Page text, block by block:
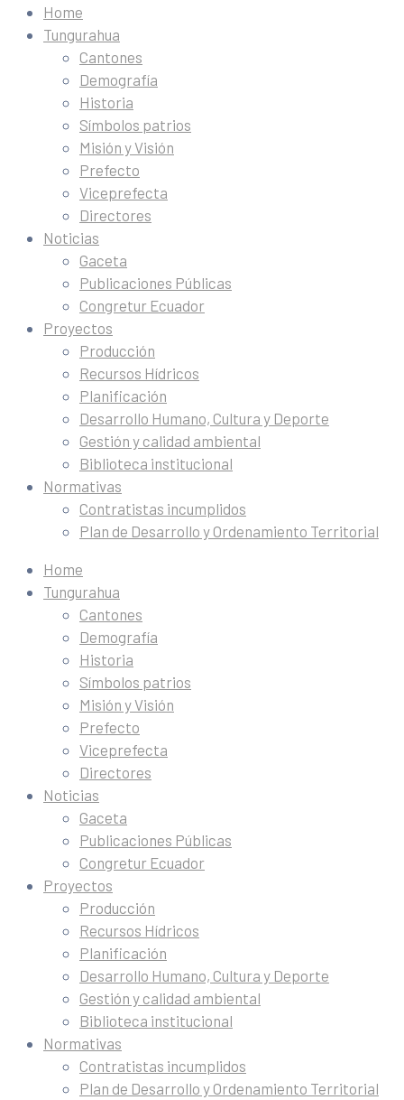
Home
Tungurahua
Cantones
Demografía
Historia
Símbolos patrios
Misión y Visión
Prefecto
Viceprefecta
Directores
Noticias
Gaceta
Publicaciones Públicas
Congretur Ecuador
Proyectos
Producción
Recursos Hídricos
Planificación
Desarrollo Humano, Cultura y Deporte
Gestión y calidad ambiental
Biblioteca institucional
Normativas
Contratistas incumplidos
Plan de Desarrollo y Ordenamiento Territorial
Home
Tungurahua
Cantones
Demografía
Historia
Símbolos patrios
Misión y Visión
Prefecto
Viceprefecta
Directores
Noticias
Gaceta
Publicaciones Públicas
Congretur Ecuador
Proyectos
Producción
Recursos Hídricos
Planificación
Desarrollo Humano, Cultura y Deporte
Gestión y calidad ambiental
Biblioteca institucional
Normativas
Contratistas incumplidos
Plan de Desarrollo y Ordenamiento Territorial